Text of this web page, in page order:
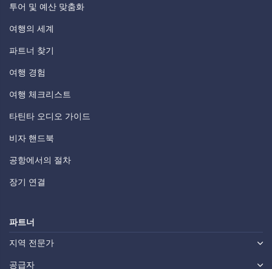
투어 및 예산 맞춤화
여행의 세계
파트너 찾기
여행 경험
여행 체크리스트
타틴타 오디오 가이드
비자 핸드북
공항에서의 절차
장기 연결
파트너
지역 전문가
공급자